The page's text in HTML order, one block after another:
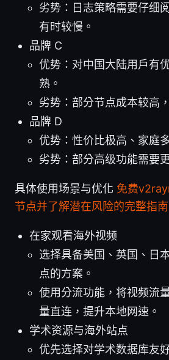
劣势：日志策略需要仔细
有时较慢。
品牌 C
优势：对中国大陆用户有
熟。
劣势：部分节点成本较高
品牌 D
优势：性价比极高、家庭
劣势：部分高级功能需要
具体使用场景与优化 免费
节点并了解潜在风险的完整指南
在家观看海外视频
选择具备美国、英国、日
点的方案。
使用分流功能，将视频流
量直连，提升本地网速。
学术资源与海外站点
优先选择对学术数据库友